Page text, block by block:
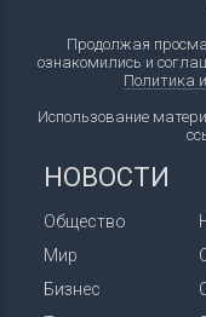
Продолжая
ознакомились и
Политика
Использование
НОВОСТИ
Общество
Мир
Бизнес